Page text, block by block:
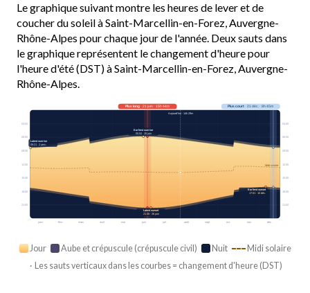
Le graphique suivant montre les heures de lever et de
coucher du soleil à Saint-Marcellin-en-Forez, Auvergne-
Rhône-Alpes pour chaque jour de l'année. Deux sauts dans
le graphique représentent le changement d'heure pour
l'heure d'été (DST) à Saint-Marcellin-en-Forez, Auvergne-
Rhône-Alpes.
janv. févr. mars avril mai juin juil. août sept. oct. nov. déc.
Midi solaire
03:00 03:00
06:00 06:00
09:00 09:00
12:00 12:00
15:00 15:00
18:00 18:00
21:00 21:00
Plus long· 21 juin · 15h 44m Plus court· 21 déc. · 8h 45m
Aujourd’hui · 14h 29m
Earliest sunrise
05:52 · 15 juin
Latest sunrise
08:21 · 2 janv.
Earliest sunset
17:01 · 10 déc.
Latest sunset
21:38 · 26 juin
Jour Aube et crépuscule (crépuscule civil) Nuit
Midi solaire
· Les sauts verticaux dans les courbes = changement d'heure (DST)